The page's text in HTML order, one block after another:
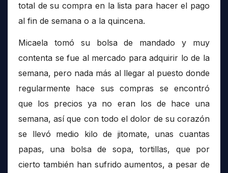
total de su compra en la lista para hacer el pago
al fin de semana o a la quincena.
Micaela tomó su bolsa de mandado y muy
contenta se fue al mercado para adquirir lo de la
semana, pero nada más al llegar al puesto donde
regularmente hace sus compras se encontró
que los precios ya no eran los de hace una
semana, así que con todo el dolor de su corazón
se llevó medio kilo de jitomate, unas cuantas
papas, una bolsa de sopa, tortillas, que por
cierto también han sufrido aumentos, a pesar de